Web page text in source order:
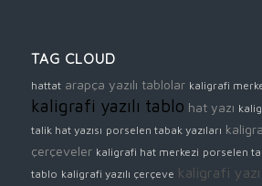
TAG CLOUD
hattat arapça yazılı tablolar kaligrafi
kaligrafi yazılı tablo hat yazı
talik hat yazısı porselen tabak yazıları
çerçeveler kaligrafi hat merkezi porselen
tablo kaligrafi yazılı çerçeve kaligrafi yazı